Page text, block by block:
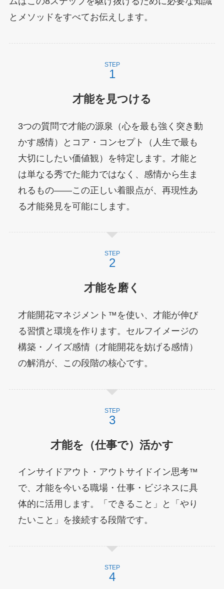
とメソッドをすべてお伝えします。
STEP
才能を見つける
3つの質問で才能の源泉（心を最も強く突き動
かす感情）とコア・コンセプト（人生で最も
大切にしたい価値観）を特定します。才能と
は単なる秀でた能力ではなく、感情から生ま
れるもの——この正しい着眼点が、再現性あ
る才能発見を可能にします。
STEP
才能を磨く
才能開花マネジメント™を使い、才能が伸び
る習慣と環境を作ります。セルフイメージの
構築・ノイズ感情（才能開花を妨げる感情）
の解消が、この段階の核心です。
STEP
才能を（仕事で）活かす
インサイドアウト・アウトサイドイン思考™
で、才能を今いる職場・仕事・ビジネスに具
体的に活用します。「できること」と「やり
たいこと」を接続する段階です。
STEP